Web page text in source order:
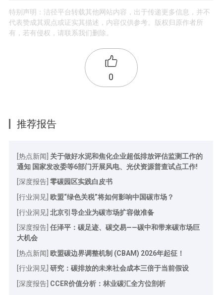
特别声明：洁径平台转载其他网站内容，出于传递更多信息，并不
代表赞成其观点或证实其描述，内容仅供参考。版权归原作者所
有，若有侵权，请联系我们删除。
0
推荐报告
[热点新闻] 关于做好水泥和焦化企业超低排放评估监测工作的
通知 国家发改委等6部门开展风电、光伏资源普查试点工作!
[深度报告] 零碳园区实践白皮书
[行业洞见] 欧盟“绿色关税”将如何影响中国碳市场？
[行业洞见] 北京引导企业为碳市场扩容做准备
[深度报告] 任泽平：碳足迹、碳交易——碳中和带来碳市场巨
大机会
[热点新闻] 欧盟碳边界调整机制 (CBAM) 2026年起征！
[行业洞见] 研究：碳排放的未来社会成本三倍于当前假设
[深度报告] CCER价值分析：林业碳汇全方位剖析